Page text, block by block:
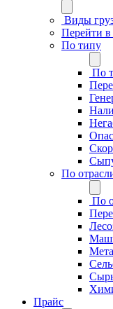
Виды
Перейти в
По типу
По
По
По
Прайс